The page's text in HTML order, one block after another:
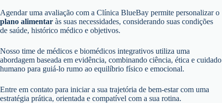
Agendar uma avaliação com a Clínica BlueBay permite personalizar o
plano alimentar às suas necessidades, considerando suas condições
de saúde, histórico médico e objetivos.
Nosso time de médicos e biomédicos integrativos utiliza uma
abordagem baseada em evidência, combinando ciência, ética e cuidado
humano para guiá-lo rumo ao equilíbrio físico e emocional.
Entre em contato para iniciar a sua trajetória de bem-estar com uma
estratégia prática, orientada e compatível com a sua rotina.